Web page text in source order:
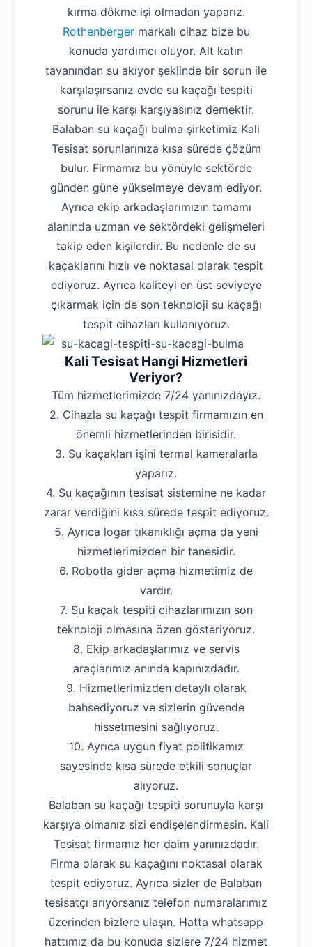
kırma dökme işi olmadan yaparız.
Rothenbergermarkalı cihaz bize bu
konuda yardımcı oluyor. Alt katın
tavanından su akıyor şeklinde bir sorun ile
karşılaşırsanız evde su kaçağı tespiti
sorunu ile karşı karşıyasınız demektir.
Balaban su kaçağı bulma şirketimiz Kali
Tesisat sorunlarınıza kısa sürede çözüm
bulur. Firmamız bu yönüyle sektörde
günden güne yükselmeye devam ediyor.
Ayrıca ekip arkadaşlarımızın tamamı
alanında uzman ve sektördeki gelişmeleri
takip eden kişilerdir. Bu nedenle de su
kaçaklarını hızlı ve noktasal olarak tespit
ediyoruz. Ayrıca kaliteyi en üst seviyeye
çıkarmak için de son teknoloji su kaçağı
tespit cihazları kullanıyoruz.
Kali Tesisat Hangi Hizmetleri
Veriyor?
Tüm hizmetlerimizde 7/24 yanınızdayız.
2. Cihazla su kaçağı tespit firmamızın en
önemli hizmetlerinden birisidir.
3. Su kaçakları işini termal kameralarla
yaparız.
4. Su kaçağının tesisat sistemine ne kadar
zarar verdiğini kısa sürede tespit ediyoruz.
5. Ayrıca logar tıkanıklığı açma da yeni
hizmetlerimizden bir tanesidir.
6. Robotla gider açma hizmetimiz de
vardır.
7. Su kaçak tespiti cihazlarımızın son
teknoloji olmasına özen gösteriyoruz.
8. Ekip arkadaşlarımız ve servis
araçlarımız anında kapınızdadır.
9. Hizmetlerimizden detaylı olarak
bahsediyoruz ve sizlerin güvende
hissetmesini sağlıyoruz.
10. Ayrıca uygun fiyat politikamız
sayesinde kısa sürede etkili sonuçlar
alıyoruz.
Balaban su kaçağı tespiti sorunuyla karşı
karşıya olmanız sizi endişelendirmesin. Kali
Tesisat firmamız her daim yanınızdadır.
Firma olarak su kaçağını noktasal olarak
tespit ediyoruz. Ayrıca sizler de Balaban
tesisatçı arıyorsanız telefon numaralarımız
üzerinden bizlere ulaşın. Hatta whatsapp
hattımız da bu konuda sizlere 7/24 hizmet